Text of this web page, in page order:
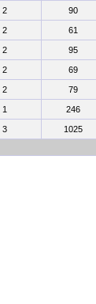
2 90
2 61
2 95
2 69
2 79
1 246
3 1025